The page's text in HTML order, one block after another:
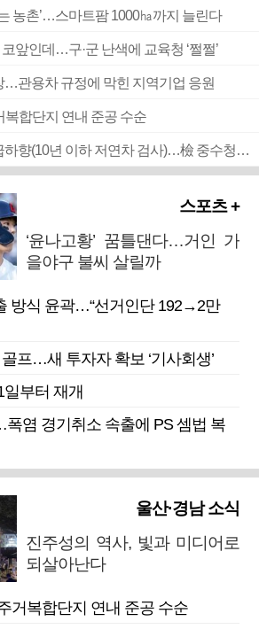
농촌’…스마트팜 1000㏊까지 늘린다
앞인데…구·군 난색에 교육청 ‘쩔쩔’
…관용차 규정에 막힌 지역기업 응원
복합단지 연내 준공 수순
■ 검사 신분 버리고 직급하향(10년 이하 저연차 검사)…檢 중수청행 기피
스포츠 +
‘윤나고황’ 꿈틀댄다…거인 가
을야구 불씨 살릴까
방식 윤곽…“선거인단 192→2만
프…새 투자자 확보 ‘기사회생’
부터 재개
염 경기취소 속출에 PS 셈법 복
울산·경남 소식
진주성의 역사, 빛과 미디어로
되살아난다
거복합단지 연내 준공 수순